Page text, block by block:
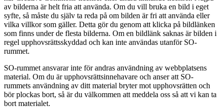
av bilderna är helt fria att använda. Om du vill bruka en bild i eget
syfte, så måste du själv ta reda på om bilden är fri att använda eller
vilka villkor som gäller. Detta gör du genom att klicka på bildlänken
som finns under de flesta bilderna. Om en bildlänk saknas är bilden i
regel upphovsrättsskyddad och kan inte användas utanför SO-
rummet.
SO-rummet ansvarar inte för andras användning av webbplatsens
material. Om du är upphovsrättsinnehavare och anser att SO-
rummets användning av ditt material bryter mot upphovsrätten och
bör plockas bort, så är du välkommen att meddela oss så att vi kan ta
bort materialet.